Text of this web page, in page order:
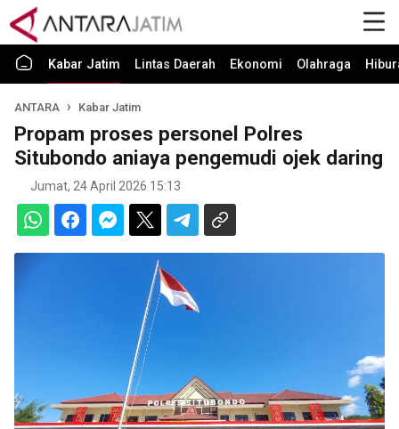
Kabar Jatim Lintas Daerah Ekonomi Olahraga
ANTARA Kabar Jatim
Propam proses personel Polres
Situbondo aniaya pengemudi ojek daring
Jumat, 24 April 2026 15:13